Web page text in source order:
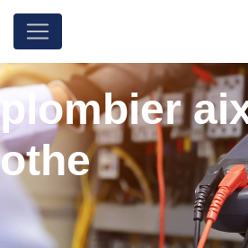
plombier
othe
Panneau de gestion des cookies